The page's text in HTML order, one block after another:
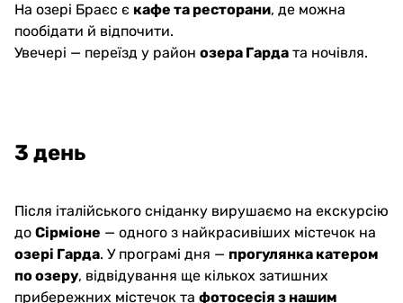
На озері Браєс є кафе та ресторани, де можна
пообідати й відпочити.
Увечері — переїзд у район озера Гарда та ночівля.
3 день
Після італійського сніданку вирушаємо на екскурсію
до Сірміоне — одного з найкрасивіших містечок на
озері Гарда. У програмі дня — прогулянка катером
по озеру, відвідування ще кількох затишних
прибережних містечок та фотосесія з нашим